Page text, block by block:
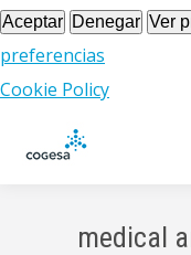
Aceptar Denegar Ver
preferencias
Cookie Policy
medical